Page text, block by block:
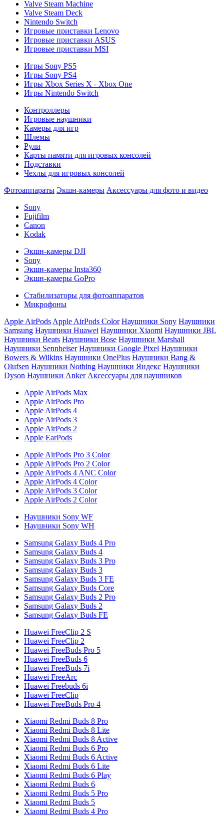
Valve Steam Machine
Valve Steam Deck
Nintendo Switch
Игровые приставки Lenovo
Игровые приставки ASUS
Игровые приставки MSI
Игры Sony PS5
Игры Sony PS4
Игры Xbox Series X - Xbox One
Игры Nintendo Switch
Контроллеры
Игровые наушники
Камеры для игр
Шлемы
Рули
Карты памяти для игровых консолей
Подставки
Чехлы для игровых консолей
Фотоаппараты Экшн-камеры Аксессуары для фото и видео
Sony
Fujifilm
Canon
Kodak
Экшн-камеры DJI
Sony
Экшн-камеры Insta360
Экшн-камеры GoPro
Стабилизаторы для фотоаппаратов
Микрофоны
Apple AirPods Apple AirPods Color Наушники Sony Наушники
Samsung Наушники Huawei Наушники Xiaomi Наушники JBL
Наушники Beats Наушники Bose Наушники Marshall
Наушники Sennheiser Наушники Google Pixel Наушники
Bowers & Wilkins Наушники OnePlus Наушники Bang &
Olufsen Наушники Nothing Наушники Яндекс Наушники
Dyson Наушники Anker Аксессуары для наушников
Apple AirPods Max
Apple AirPods Pro
Apple AirPods 4
Apple AirPods 3
Apple AirPods 2
Apple EarPods
Apple AirPods Pro 3 Color
Apple AirPods Pro 2 Color
Apple AirPods 4 ANC Color
Apple AirPods 4 Color
Apple AirPods 3 Color
Apple AirPods 2 Color
Наушники Sony WF
Наушники Sony WH
Samsung Galaxy Buds 4 Pro
Samsung Galaxy Buds 4
Samsung Galaxy Buds 3 Pro
Samsung Galaxy Buds 3
Samsung Galaxy Buds 3 FE
Samsung Galaxy Buds Core
Samsung Galaxy Buds 2 Pro
Samsung Galaxy Buds 2
Samsung Galaxy Buds FE
Huawei FreeClip 2 S
Huawei FreeClip 2
Huawei FreeBuds Pro 5
Huawei FreeBuds 6
Huawei FreeBuds 7i
Huawei FreeArc
Huawei Freebuds 6i
Huawei FreeClip
Huawei FreeBuds Pro 4
Xiaomi Redmi Buds 8 Pro
Xiaomi Redmi Buds 8 Lite
Xiaomi Redmi Buds 8 Active
Xiaomi Redmi Buds 6 Pro
Xiaomi Redmi Buds 6 Active
Xiaomi Redmi Buds 6 Lite
Xiaomi Redmi Buds 6 Play
Xiaomi Redmi Buds 6
Xiaomi Redmi Buds 5 Pro
Xiaomi Redmi Buds 5
Xiaomi Redmi Buds 4 Pro